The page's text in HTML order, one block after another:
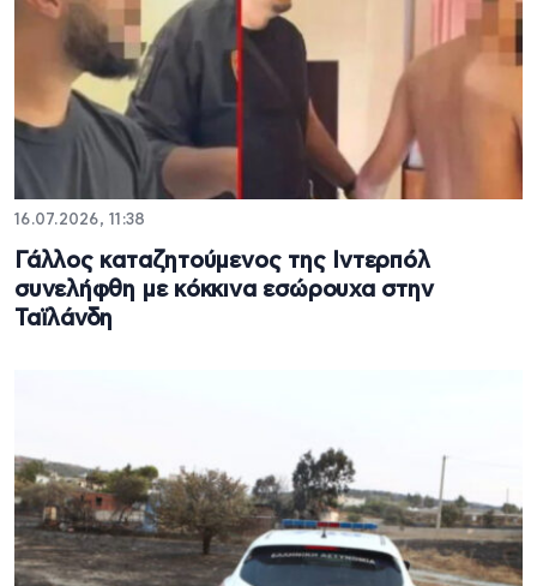
16.07.2026, 11:38
Γάλλος καταζητούμενος της Ιντερπόλ
συνελήφθη με κόκκινα εσώρουχα στην
Ταϊλάνδη